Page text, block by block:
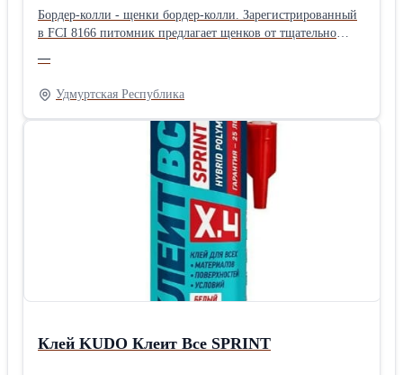
Бордер-колли - щенки бордер-колли. Зарегистрированный
в FCI 8166 питомник предлагает щенков от тщательно
необходимые проверки здоровья. Наши собаки происходят
из лучших питомников мира: Clan-Abby, Bayshore, Nahrof,
Maghera... они отличаются высоким интеллектом,
уравновешенным темпераментом, исключительной
красотой, привязанностью, дружелюбным отношением к
детям, взрослым и другим животным. Они не лают.
Подходят для содержания в качестве домашнего питомца,
для выставок, спорта или разведения. Наши щенки
предназначены только для тех, кто хочет для себя самого
лучшего. Возможна доставка по всей Европе. Контактный
телефон +38163626334, Вайбер, Вотсап +38163626334
Гордана Ачимович Крушевац, Сербия Бордер-колли -
Щенки бордер-колли +38163626334
—
Удмуртская Республика
Клей KUDO Клеит Все SPRINT